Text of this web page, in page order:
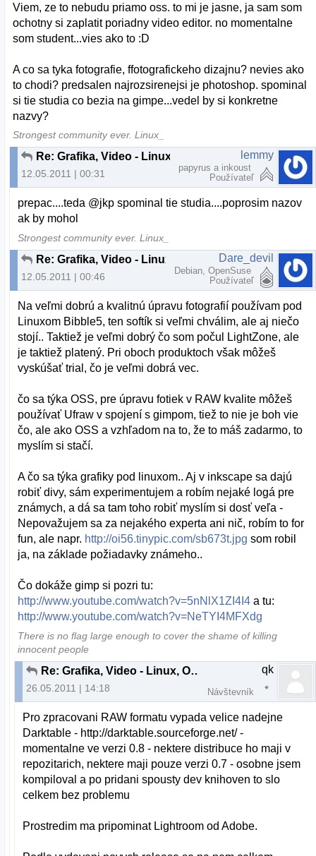
Viem, ze to nebudu priamo oss. to mi je jasne, ja sam som
ochotny si zaplatit poriadny video editor. no momentalne
som student...vies ako to :D
A co sa tyka fotografie, ffotografickeho dizajnu? nevies ako
to chodi? predsalen najrozsirenejsi je photoshop. spominal
si tie studia co bezia na gimpe...vedel by si konkretne
nazvy?
Strongest community ever. Linux_
Re: Grafika, Video - Linux, OSS
12.05.2011 | 00:31
lemmy
papyrus a inkoust
Používateľ
prepac....teda @jkp spominal tie studia....poprosim nazov
ak by mohol
Strongest community ever. Linux_
Re: Grafika, Video - Linux, OSS
12.05.2011 | 00:46
Dare_devil
Debian, OpenSuse
Používateľ
Na veľmi dobrú a kvalitnú úpravu fotografií používam pod
Linuxom Bibble5, ten softík si veľmi chválim, ale aj niečo
stojí.. Taktiež je veľmi dobrý čo som počul LightZone, ale
je taktiež platený. Pri oboch produktoch však môžeš
vyskúšať trial, čo je veľmi dobrá vec.
čo sa týka OSS, pre úpravu fotiek v RAW kvalite môžeš
používať Ufraw v spojení s gimpom, tiež to nie je boh vie
čo, ale ako OSS a vzhľadom na to, že to máš zadarmo, to
myslím si stačí.
A čo sa týka grafiky pod linuxom.. Aj v inkscape sa dajú
robiť divy, sám experimentujem a robím nejaké logá pre
známych, a dá sa tam toho robiť myslím si dosť veľa -
Nepovažujem sa za nejakého experta ani nič, robím to for
fun, ale napr. http://oi56.tinypic.com/sb673t.jpg som robil
ja, na základe požiadavky známeho..
Čo dokáže gimp si pozri tu:
http://www.youtube.com/watch?v=5nNlX1ZI4I4 a tu:
http://www.youtube.com/watch?v=NeTYI4MFXdg
There is no flag large enough to cover the shame of killing
innocent people
Re: Grafika, Video - Linux, OSS
26.05.2011 | 14:18
qk
Návštevník
Pro zpracovani RAW formatu vypada velice nadejne
Darktable - http://darktable.sourceforge.net/ -
momentalne ve verzi 0.8 - nektere distribuce ho maji v
repozitarich, nektere maji pouze verzi 0.7 - osobne jsem
kompiloval a po pridani spousty dev knihoven to slo
celkem bez problemu
Prostredim ma pripominat Lightroom od Adobe.